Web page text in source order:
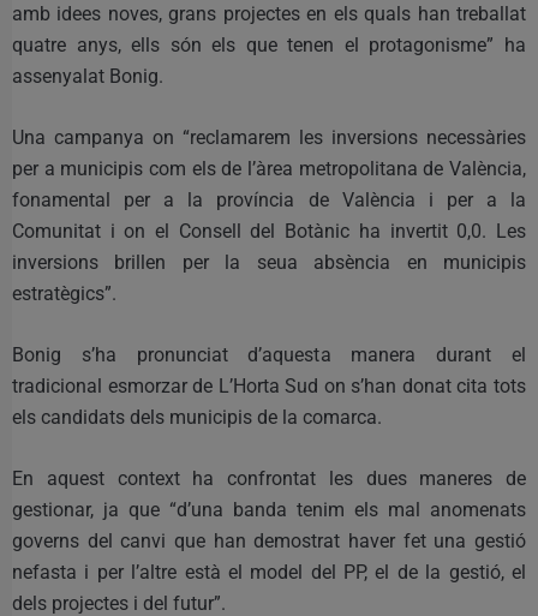
amb idees noves, grans projectes en els quals han treballat
quatre anys, ells són els que tenen el protagonisme” ha
assenyalat Bonig.
Una campanya on “reclamarem les inversions necessàries
per a municipis com els de l’àrea metropolitana de València,
fonamental per a la província de València i per a la
Comunitat i on el Consell del Botànic ha invertit 0,0. Les
inversions brillen per la seua absència en municipis
estratègics”.
Bonig s’ha pronunciat d’aquesta manera durant el
tradicional esmorzar de L’Horta Sud on s’han donat cita tots
els candidats dels municipis de la comarca.
En aquest context ha confrontat les dues maneres de
gestionar, ja que “d’una banda tenim els mal anomenats
governs del canvi que han demostrat haver fet una gestió
nefasta i per l’altre està el model del PP, el de la gestió, el
dels projectes i del futur”.